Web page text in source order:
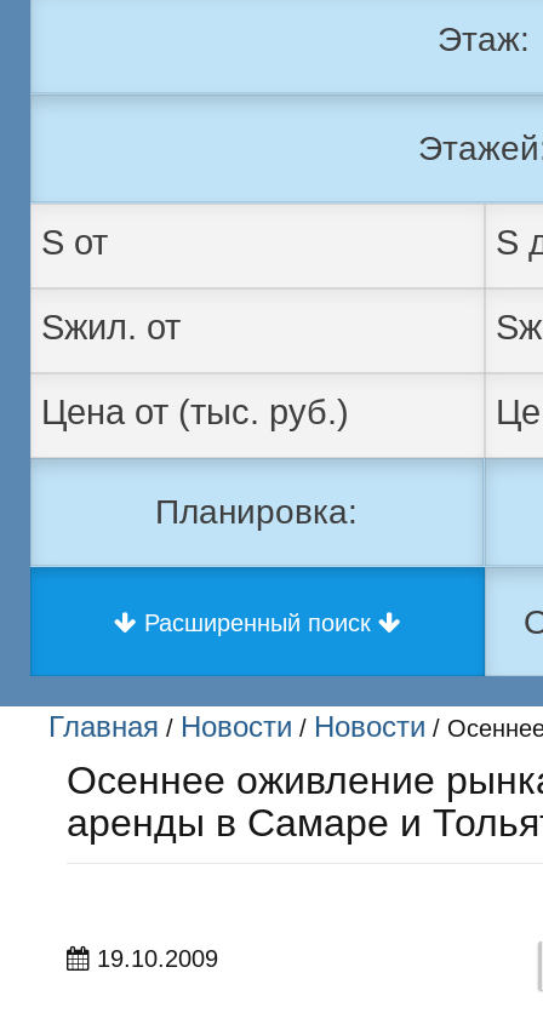
Этаж:
Планировка:
Расширенный поиск
Главная / Новости / Новости /
Осеннее оживление
аренды в Самаре и
19.10.2009